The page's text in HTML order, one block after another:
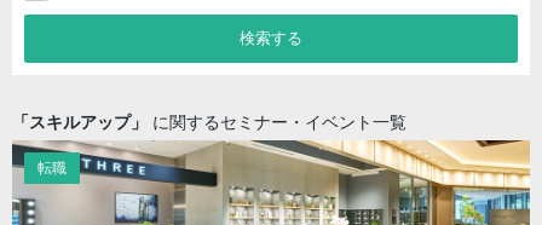
検索する
「スキルアップ」 に関するセミナー・イベント一覧
転職